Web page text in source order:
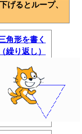
げるとループ、
角形を書く
（繰り返し）